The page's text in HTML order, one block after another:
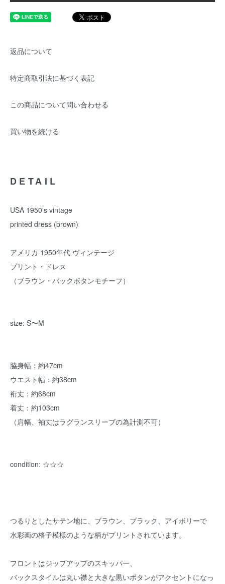
返品について
特定商取引法に基づく表記
この商品について問い合わせる
買い物を続ける
DETAIL
USA 1950's vintage
printed dress (brown)
アメリカ 1950年代 ヴィンテージ
プリント・ドレス
（ブラウン・バックボタンモチーフ）
size: S〜M
脇身幅：約47cm
ウエスト幅：約38cm
裄丈：約68cm
着丈：約103cm
（肩幅、袖丈はラグランスリーブの為計測不可）
condition: ☆☆☆
つるりとしたサテン地に、ブラウン、ブラック、アイボリーで
水彩画の格子模様のような柄がプリントされています。
フロントはジップアップのスキッパー、
バックスタイルは丸い襟と大きな黒いボタンがアクセントになっ